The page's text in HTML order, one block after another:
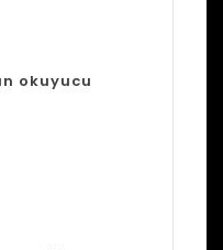
okuyucu